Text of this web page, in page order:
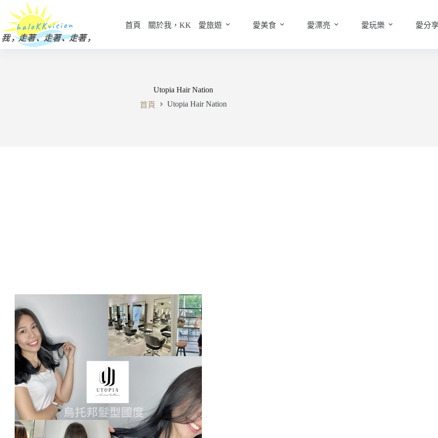
主
要
首頁 關於我，KK 愛旅遊 愛美食 愛漂亮 愛玩樂 愛分
Utopia Hair Nation
首頁
Utopia Hair Nation